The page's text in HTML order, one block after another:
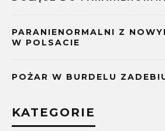
PARANIENORMALNI Z
W POLSACIE
POŻAR W BURDELU
KATEGORIE